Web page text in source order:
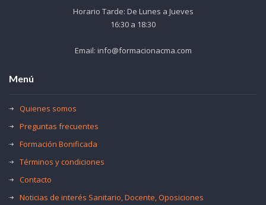
Horario Tarde: De Lunes a Jueves
16:30 a 18:30
Email: info@formacionacma.com
Menú
Quienes somos
Preguntas frecuentes
Formación Bonificada
Términos y condiciones
Contacto
Noticias de interés Sanitario, Docente, Oposiciones